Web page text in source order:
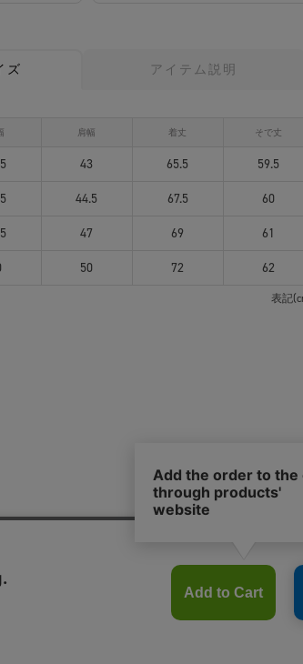
ズ アイテム説明
肩幅 着丈 そで丈
43 65.5
59.5
44.5 67.5
60
47 69
61
50 72 62
表記
利用することを目的としています。 プライバシ